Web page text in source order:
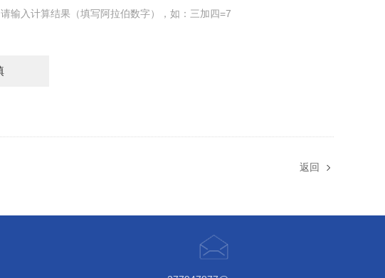
请输入计算结果（填写阿拉伯数字），如：三加四=7
返回